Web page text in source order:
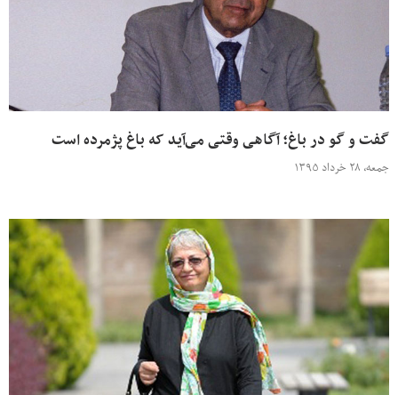
گفت و گو در باغ؛ آگاهی وقتی می‌آید که باغ پژمرده است
جمعه، ۲۸ خرداد ۱۳۹۵